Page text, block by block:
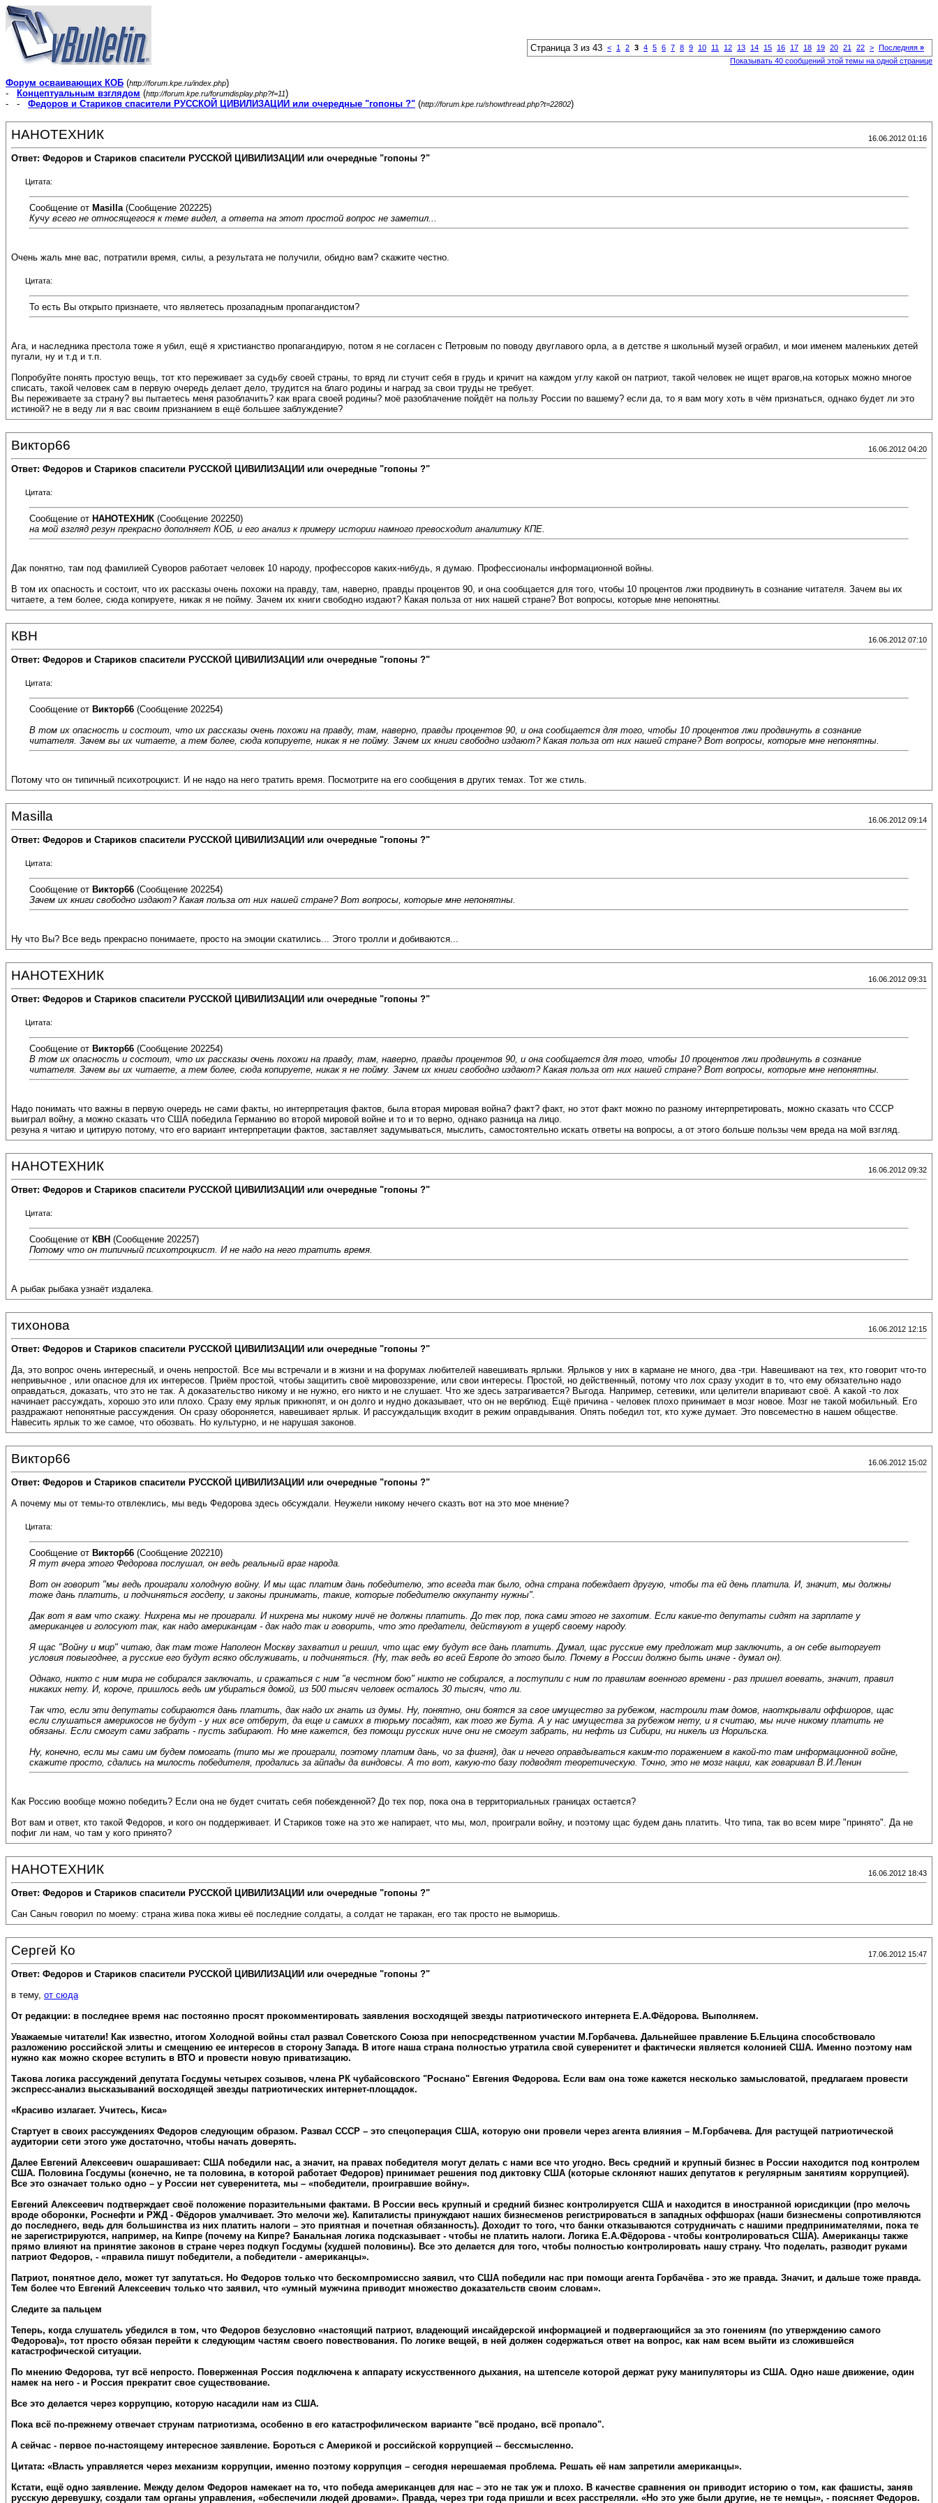
Страница 3 из 43 < 1 2 3 4 5 6 7 8 9 10 11 12 13 14 15 16 17 18 19 20 21 22 > Последняя »
Показывать 40 сообщений этой темы на одной странице
Форум осваивающих КОБ (http://forum.kpe.ru/index.php)
-
Концептуальным взглядом (http://forum.kpe.ru/forumdisplay.php?f=11)
- - Федоров и Стариков спасители РУССКОЙ ЦИВИЛИЗАЦИИ или очередные "гопоны ?" (http://forum.kpe.ru/showthread.php?t=22802)
НАНОТЕХНИК 16.06.2012 01:16
Ответ: Федоров и Стариков спасители РУССКОЙ ЦИВИЛИЗАЦИИ или очередные "гопоны ?"
Цитата:
Сообщение от Masilla (Сообщение 202225)
Кучу всего не относящегося к теме видел, а ответа на этот простой вопрос не заметил...
Очень жаль мне вас, потратили время, силы, а результата не получили, обидно вам? скажите честно.
Цитата:
То есть Вы открыто признаете, что являетесь прозападным пропагандистом?
Ага, и наследника престола тоже я убил, ещё я христианство пропагандирую, потом я не согласен с Петровым по поводу двуглавого орла, а в детстве я школьный музей ограбил, и мои именем маленьких детей
пугали, ну и т.д и т.п.
Попробуйте понять простую вещь, тот кто переживает за судьбу своей страны, то вряд ли стучит себя в грудь и кричит на каждом углу какой он патриот, такой человек не ищет врагов,на которых можно многое
списать, такой человек сам в первую очередь делает дело, трудится на благо родины и наград за свои труды не требует.
Вы переживаете за страну? вы пытаетесь меня разоблачить? как врага своей родины? моё разоблачение пойдёт на пользу России по вашему? если да, то я вам могу хоть в чём признаться, однако будет ли это
истиной? не в веду ли я вас своим признанием в ещё большее заблуждение?
Виктор66 16.06.2012 04:20
Ответ: Федоров и Стариков спасители РУССКОЙ ЦИВИЛИЗАЦИИ или очередные "гопоны ?"
Цитата:
Сообщение от НАНОТЕХНИК (Сообщение 202250)
на мой взгляд резун прекрасно дополняет КОБ, и его анализ к примеру истории намного превосходит аналитику КПЕ.
Дак понятно, там под фамилией Суворов работает человек 10 народу, профессоров каких-нибудь, я думаю. Профессионалы информационной войны.
В том их опасность и состоит, что их рассказы очень похожи на правду, там, наверно, правды процентов 90, и она сообщается для того, чтобы 10 процентов лжи продвинуть в сознание читателя. Зачем вы их
читаете, а тем более, сюда копируете, никак я не пойму. Зачем их книги свободно издают? Какая польза от них нашей стране? Вот вопросы, которые мне непонятны.
КВН 16.06.2012 07:10
Ответ: Федоров и Стариков спасители РУССКОЙ ЦИВИЛИЗАЦИИ или очередные "гопоны ?"
Цитата:
Сообщение от Виктор66 (Сообщение 202254)
В том их опасность и состоит, что их рассказы очень похожи на правду, там, наверно, правды процентов 90, и она сообщается для того, чтобы 10 процентов лжи продвинуть в сознание
читателя. Зачем вы их читаете, а тем более, сюда копируете, никак я не пойму. Зачем их книги свободно издают? Какая польза от них нашей стране? Вот вопросы, которые мне непонятны.
Потому что он типичный психотроцкист. И не надо на него тратить время. Посмотрите на его сообщения в других темах. Тот же стиль.
Masilla 16.06.2012 09:14
Ответ: Федоров и Стариков спасители РУССКОЙ ЦИВИЛИЗАЦИИ или очередные "гопоны ?"
Цитата:
Сообщение от Виктор66 (Сообщение 202254)
Зачем их книги свободно издают? Какая польза от них нашей стране? Вот вопросы, которые мне непонятны.
Ну что Вы? Все ведь прекрасно понимаете, просто на эмоции скатились... Этого тролли и добиваются...
НАНОТЕХНИК 16.06.2012 09:31
Ответ: Федоров и Стариков спасители РУССКОЙ ЦИВИЛИЗАЦИИ или очередные "гопоны ?"
Цитата:
Сообщение от Виктор66 (Сообщение 202254)
В том их опасность и состоит, что их рассказы очень похожи на правду, там, наверно, правды процентов 90, и она сообщается для того, чтобы 10 процентов лжи продвинуть в сознание
читателя. Зачем вы их читаете, а тем более, сюда копируете, никак я не пойму. Зачем их книги свободно издают? Какая польза от них нашей стране? Вот вопросы, которые мне непонятны.
Надо понимать что важны в первую очередь не сами факты, но интерпретация фактов, была вторая мировая война? факт? факт, но этот факт можно по разному интерпретировать, можно сказать что СССР
выиграл войну, а можно сказать что США победила Германию во второй мировой войне и то и то верно, однако разница на лицо.
резуна я читаю и цитирую потому, что его вариант интерпретации фактов, заставляет задумываться, мыслить, самостоятельно искать ответы на вопросы, а от этого больше пользы чем вреда на мой взгляд.
НАНОТЕХНИК 16.06.2012 09:32
Ответ: Федоров и Стариков спасители РУССКОЙ ЦИВИЛИЗАЦИИ или очередные "гопоны ?"
Цитата:
Сообщение от КВН (Сообщение 202257)
Потому что он типичный психотроцкист. И не надо на него тратить время.
А рыбак рыбака узнаёт издалека.
тихонова 16.06.2012 12:15
Ответ: Федоров и Стариков спасители РУССКОЙ ЦИВИЛИЗАЦИИ или очередные "гопоны ?"
Да, это вопрос очень интересный, и очень непростой. Все мы встречали и в жизни и на форумах любителей навешивать ярлыки. Ярлыков у них в кармане не много, два -три. Навешивают на тех, кто говорит что-то
непривычное , или опасное для их интересов. Приём простой, чтобы защитить своё мировоззрение, или свои интересы. Простой, но действенный, потому что лох сразу уходит в то, что ему обязательно надо
оправдаться, доказать, что это не так. А доказательство никому и не нужно, его никто и не слушает. Что же здесь затрагивается? Выгода. Например, сетевики, или целители впаривают своё. А какой -то лох
начинает рассуждать, хорошо это или плохо. Сразу ему ярлык прикнопят, и он долго и нудно доказывает, что он не верблюд. Ещё причина - человек плохо принимает в мозг новое. Мозг не такой мобильный. Его
раздражают непонятные рассуждения. Он сразу обороняется, навешивает ярлык. И рассуждальщик входит в режим оправдывания. Опять победил тот, кто хуже думает. Это повсеместно в нашем обществе.
Навесить ярлык то же самое, что обозвать. Но культурно, и не нарушая законов.
Виктор66 16.06.2012 15:02
Ответ: Федоров и Стариков спасители РУССКОЙ ЦИВИЛИЗАЦИИ или очередные "гопоны ?"
А почему мы от темы-то отвлеклись, мы ведь Федорова здесь обсуждали. Неужели никому нечего сказть вот на это мое мнение?
Цитата:
Сообщение от Виктор66 (Сообщение 202210)
Я тут вчера этого Федорова послушал, он ведь реальный враг народа.
Вот он говорит "мы ведь проиграли холодную войну. И мы щас платим дань победителю, это всегда так было, одна страна побеждает другую, чтобы та ей день платила. И, значит, мы должны
тоже дань платить, и подчиняться госдепу, и законы принимать, такие, которые победителю оккупанту нужны".
Дак вот я вам что скажу. Нихрена мы не проиграли. И нихрена мы никому ничё не должны платить. До тех пор, пока сами этого не захотим. Если какие-то депутаты сидят на зарплате у
американцев и голосуют так, как надо американцам - дак надо так и говорить, что это предатели, действуют в ущерб своему народу.
Я щас "Войну и мир" читаю, дак там тоже Наполеон Москву захватил и решил, что щас ему будут все дань платить. Думал, щас русские ему предложат мир заключить, а он себе выторгует
условия повыгоднее, а русские его будут всяко обслуживать, и подчиняться. (Ну, так ведь во всей Европе до этого было. Почему в России должно быть иначе - думал он).
Однако, никто с ним мира не собирался заключать, и сражаться с ним "в честном бою" никто не собирался, а поступили с ним по правилам военного времени - раз пришел воевать, значит, правил
никаких нету. И, короче, пришлось ведь им убираться домой, из 500 тысяч человек осталось 30 тысяч, что ли.
Так что, если эти депутаты собираются дань платить, дак надо их гнать из думы. Ну, понятно, они боятся за свое имущество за рубежом, настроили там домов, наоткрывали оффшоров, щас
если слушаться америкосов не будут - у них все отберут, да еще и самихх в тюрьму посадят, как того же Бута. А у нас имущества за рубежом нету, и я считаю, мы ниче никому платить не
обязаны. Если смогут сами забрать - пусть забирают. Но мне кажется, без помощи русских ниче они не смогут забрать, ни нефть из Сибири, ни никель из Норильска.
Ну, конечно, если мы сами им будем помогать (типо мы же проиграли, поэтому платим дань, чо за фигня), дак и нечего оправдываться каким-то поражением в какой-то там информационной войне,
скажите просто, сдались на милость победителя, продались за айпады да виндовсы. А то вот, какую-то базу подводят теоретическую. Точно, это не мозг нации, как говаривал В.И.Ленин
Как Россию вообще можно победить? Если она не будет считать себя побежденной? До тех пор, пока она в территориальных границах остается?
Вот вам и ответ, кто такой Федоров, и кого он поддерживает. И Стариков тоже на это же напирает, что мы, мол, проиграли войну, и поэтому щас будем дань платить. Что типа, так во всем мире "принято". Да не
пофиг ли нам, чо там у кого принято?
НАНОТЕХНИК 16.06.2012 18:43
Ответ: Федоров и Стариков спасители РУССКОЙ ЦИВИЛИЗАЦИИ или очередные "гопоны ?"
Сан Саныч говорил по моему: страна жива пока живы её последние солдаты, а солдат не таракан, его так просто не выморишь.
Сергей Ко 17.06.2012 15:47
Ответ: Федоров и Стариков спасители РУССКОЙ ЦИВИЛИЗАЦИИ или очередные "гопоны ?"
в тему, от сюда
От редакции: в последнее время нас постоянно просят прокомментировать заявления восходящей звезды патриотического интернета Е.А.Фёдорова. Выполняем.
Уважаемые читатели! Как известно, итогом Холодной войны стал развал Советского Союза при непосредственном участии М.Горбачева. Дальнейшее правление Б.Ельцина способствовало
разложению российской элиты и смещению ее интересов в сторону Запада. В итоге наша страна полностью утратила свой суверенитет и фактически является колонией США. Именно поэтому нам
нужно как можно скорее вступить в ВТО и провести новую приватизацию.
Такова логика рассуждений депутата Госдумы четырех созывов, члена РК чубайсовского "Роснано" Евгения Федорова. Если вам она тоже кажется несколько замысловатой, предлагаем провести
экспресс-анализ высказываний восходящей звезды патриотических интернет-площадок.
«Красиво излагает. Учитесь, Киса»
Стартует в своих рассуждениях Федоров следующим образом. Развал СССР – это спецоперация США, которую они провели через агента влияния – М.Горбачева. Для растущей патриотической
аудитории сети этого уже достаточно, чтобы начать доверять.
Далее Евгений Алексеевич ошарашивает: США победили нас, а значит, на правах победителя могут делать с нами все что угодно. Весь средний и крупный бизнес в России находится под контролем
США. Половина Госдумы (конечно, не та половина, в которой работает Федоров) принимает решения под диктовку США (которые склоняют наших депутатов к регулярным занятиям коррупцией).
Все это означает только одно – у России нет суверенитета, мы – «победители, проигравшие войну».
Евгений Алексеевич подтверждает своё положение поразительными фактами. В России весь крупный и средний бизнес контролируется США и находится в иностранной юрисдикции (про мелочь
вроде оборонки, Роснефти и РЖД - Фёдоров умалчивает. Это мелочи же). Капиталисты принуждают наших бизнесменов регистрироваться в западных оффшорах (наши бизнесмены сопротивляются
до последнего, ведь для большинства из них платить налоги – это приятная и почетная обязанность). Доходит то того, что банки отказываются сотрудничать с нашими предпринимателями, пока те
не зарегистрируются, например, на Кипре (почему на Кипре? Банальная логика подсказывает - чтобы не платить налоги. Логика Е.А.Фёдорова - чтобы контролироваться США). Американцы также
прямо влияют на принятие законов в стране через подкуп Госдумы (худшей половины). Все это делается для того, чтобы полностью контролировать нашу страну. Что поделать, разводит руками
патриот Федоров, - «правила пишут победители, а победители - американцы».
Патриот, понятное дело, может тут запутаться. Но Федоров только что бескомпромиссно заявил, что США победили нас при помощи агента Горбачёва - это же правда. Значит, и дальше тоже правда.
Тем более что Евгений Алексеевич только что заявил, что «умный мужчина приводит множество доказательств своим словам».
Следите за пальцем
Теперь, когда слушатель убедился в том, что Федоров безусловно «настоящий патриот, владеющий инсайдерской информацией и подвергающийся за это гонениям (по утверждению самого
Федорова)», тот просто обязан перейти к следующим частям своего повествования. По логике вещей, в ней должен содержаться ответ на вопрос, как нам всем выйти из сложившейся
катастрофической ситуации.
По мнению Федорова, тут всё непросто. Поверженная Россия подключена к аппарату искусственного дыхания, на штепселе которой держат руку манипуляторы из США. Одно наше движение, один
намек на него - и Россия прекратит свое существование.
Все это делается через коррупцию, которую насадили нам из США.
Пока всё по-прежнему отвечает струнам патриотизма, особенно в его катастрофилическом варианте "всё продано, всё пропало".
А сейчас - первое по-настоящему интересное заявление. Бороться с Америкой и российской коррупцией -- бессмысленно.
Цитата: «Власть управляется через механизм коррупции, именно поэтому коррупция – сегодня нерешаемая проблема. Решать её нам запретили американцы».
Кстати, ещё одно заявление. Между делом Федоров намекает на то, что победа американцев для нас – это не так уж и плохо. В качестве сравнения он приводит историю о том, как фашисты, заняв
русскую деревушку, создали там органы управления, «обеспечили людей дровами». Правда, через три года пришли и всех расстреляли. «Но это уже были другие, не те немцы», - поясняет Федоров.